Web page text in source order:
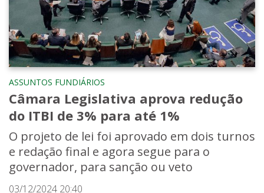
ASSUNTOS FUNDIÁRIOS
Câmara Legislativa aprova redução
do ITBI de 3% para até 1%
O projeto de lei foi aprovado em dois turnos
e redação final e agora segue para o
governador, para sanção ou veto
03/12/2024 20:40